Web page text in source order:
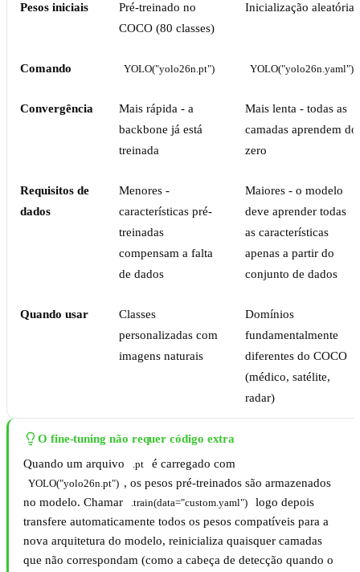
Pesos iniciais
Pré-treinado no
COCO (80 classes)
Inicialização aleatória
Comando YOLO("yolo26n.pt") YOLO("yolo26n.yaml")
Convergência
Mais rápida - a
backbone já está
treinada
Mais lenta - todas as
camadas aprendem do
zero
Requisitos de
dados
Menores -
características pré-
treinadas
compensam a falta
de dados
Maiores - o modelo
deve aprender todas
as características
apenas a partir do
conjunto de dados
Quando usar
Classes
personalizadas com
imagens naturais
Domínios
fundamentalmente
diferentes do COCO
(médico, satélite,
radar)
O fine-tuning não requer código extra
Quando um arquivo
.pt é carregado com
YOLO("yolo26n.pt") , os pesos pré-treinados são armazenados
no modelo. Chamar
.train(data="custom.yaml")
logo depois
transfere automaticamente todos os pesos compatíveis para a
nova arquitetura do modelo, reinicializa quaisquer camadas
que não correspondam (como a cabeça de detecção quando o